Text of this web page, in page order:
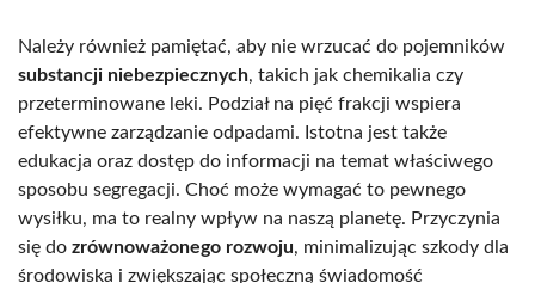
Należy również pamiętać, aby nie wrzucać do pojemników
substancji niebezpiecznych, takich jak chemikalia czy
przeterminowane leki. Podział na pięć frakcji wspiera
efektywne zarządzanie odpadami. Istotna jest także
edukacja oraz dostęp do informacji na temat właściwego
sposobu segregacji. Choć może wymagać to pewnego
wysiłku, ma to realny wpływ na naszą planetę. Przyczynia
się do zrównoważonego rozwoju, minimalizując szkody dla
środowiska i zwiększając społeczną świadomość